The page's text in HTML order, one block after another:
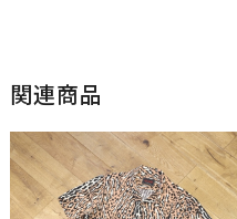
関連商品